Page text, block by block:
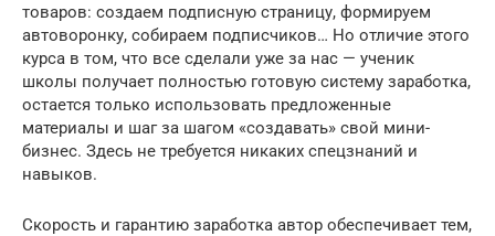
товаров: создаем подписную страницу, формируем
автоворонку, собираем подписчиков… Но отличие этого
курса в том, что все сделали уже за нас — ученик
школы получает полностью готовую систему заработка,
остается только использовать предложенные
материалы и шаг за шагом «создавать» свой мини-
бизнес. Здесь не требуется никаких спецзнаний и
навыков.
Скорость и гарантию заработка автор обеспечивает тем,